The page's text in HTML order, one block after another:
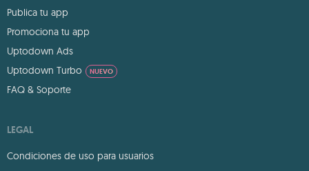
Publica tu app
Promociona tu app
Uptodown Ads
Uptodown Turbo
NUEVO
FAQ & Soporte
LEGAL
Condiciones de uso para usuarios